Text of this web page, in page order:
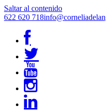
Saltar al contenido
622 620 718